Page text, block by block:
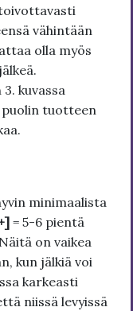
vähintään
olla myös
kuvassa
puolin tuotteen
minimaalista
= 5-6 pientä
on vaikea
kun jälkiä voi
karkeasti
niissä levyissä